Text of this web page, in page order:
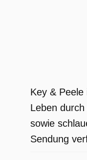
Key &
Leben
sowie
Sendung